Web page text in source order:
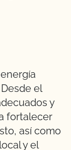
el
y
fortalecer
así como
y el